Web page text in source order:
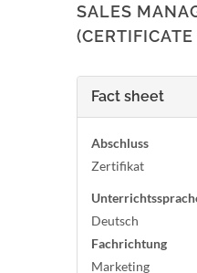
SALES
Fact sheet
Abschluss
Zertifikat
Deutsch
Fachrichtung
Marketing